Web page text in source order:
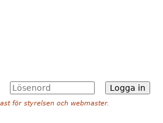
L
ö
sför styrelsen och webmaster.